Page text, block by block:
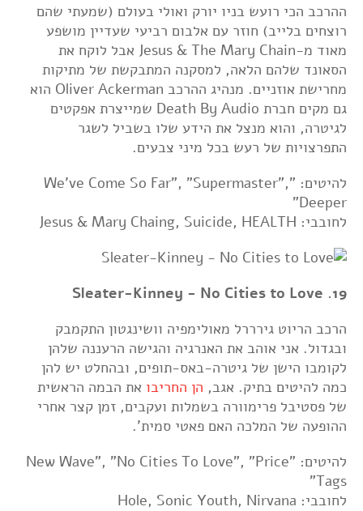
ההרכב הכי רועש בניו יורק ואולי בעולם (שמעתי שהם
רוצחים בלייב) חוזר עם אלבום רביעי שעדיין מושפע
מאוד מ-Jesus & The Mary Chain אבל לוקח את
הסאונד שלהם הלאה, למסקנה המתבקשת של מתיקות
מחרישת אוזניים. מנהיג ההרכב Oliver Ackerman הוא
גם מקים חברת Death By Audio שמייצרת אפקטים
לגיטרה, והוא מנצל את הידע שלו בשביל לשגר
התפרצויות של רעש בכל מיני צבעים.
להיטים: "We've Come So Far", "Supermaster",
Deeper"
לחובבי: Jesus & Mary Chaing, Suicide, HEALTH
19. Sleater-Kinney - No Cities to Love
הרכב הריוט גירררל מאולימפיה וושינגטון התקמבק
ובגדול. אני אוהב את האנרגיה והגישה הרעננה שלהן
לקומבו הישן של גיטרה-באס-תופים, ובהחלט יש להן
כמה להיטים בתיק. אגב, הן החריבו את הבמה הראשית
של פסטיבל פרימוורה בשמלות ועקבים, זמן קצר אחרי
ההופעה של המלכה האם פאטי סמית'.
להיטים: "New Wave", "No Cities To Love", "Price
Tags"
לחובבי: Hole, Sonic Youth, Nirvana